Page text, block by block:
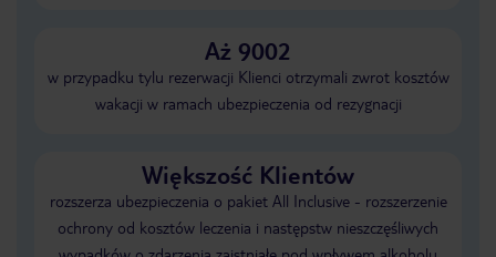
Aż 9002
w przypadku tylu rezerwacji Klienci otrzymali zwrot kosztów
wakacji w ramach ubezpieczenia od rezygnacji
Większość Klientów
rozszerza ubezpieczenia o pakiet All Inclusive - rozszerzenie
ochrony od kosztów leczenia i następstw nieszczęśliwych